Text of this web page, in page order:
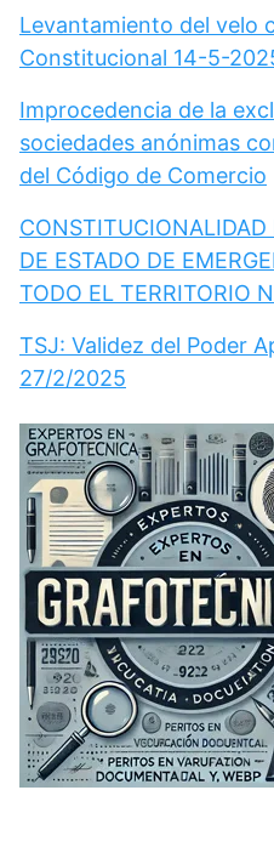
Levantamiento del velo
Constitucional 14-5-
Improcedencia de la
sociedades anónimas
del Código de Comercio
CONSTITUCIONALIDAD
DE ESTADO DE
TODO EL TERRITORIO
TSJ: Validez del Poder
27/2/2025